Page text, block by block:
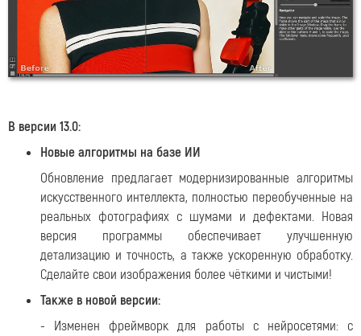
В версии 13.0:
Новые алгоритмы на базе ИИ
Обновление предлагает модернизированные алгоритмы
искусственного интеллекта, полностью переобученные на
реальных фотографиях с шумами и дефектами. Новая
версия программы обеспечивает улучшенную
детализацию и точность, а также ускоренную обработку.
Сделайте свои изображения более чёткими и чистыми!
Также в новой версии:
- Изменен фреймворк для работы с нейросетями: с